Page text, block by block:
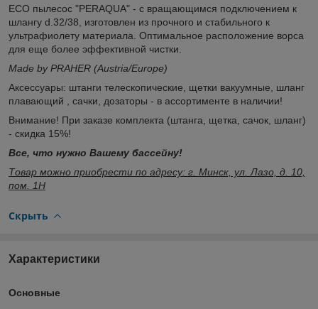
ECO пылесос "PERAQUA" - с вращающимся подключением к
шлангу d.32/38, изготовлен из прочного и стабильного к
ультрафиолету материала. Оптимальное расположение ворса
для еще более эффективной чистки.
Made by PRAHER (Austria/Europe)
Аксессуары: штанги телескопические, щетки вакуумные, шланг
плавающий , сачки, дозаторы - в ассортименте в наличии!
Внимание! При заказе комплекта (штанга, щетка, сачок, шланг)
- скидка 15%!
Все, что нужно Вашему бассейну!
Товар можно приобрести по адресу: г. Минск, ул. Лазо, д. 10,
пом. 1Н
Скрыть
Характеристики
Основные